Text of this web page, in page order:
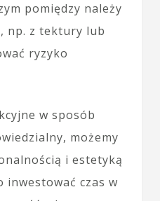
pomiędzy należy
np. z tektury lub
ryzyko
w sposób
możemy
i estetyką
inwestować czas w